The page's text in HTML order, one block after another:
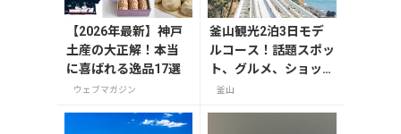
【2026年最新】神戸
土産の大正解！本当
に喜ばれる逸品17選
ウェブマガジン
釜山観光2泊3日モデ
ルコース！話題スポッ
ト、グルメ、ショッピ
ングを満喫
釜山